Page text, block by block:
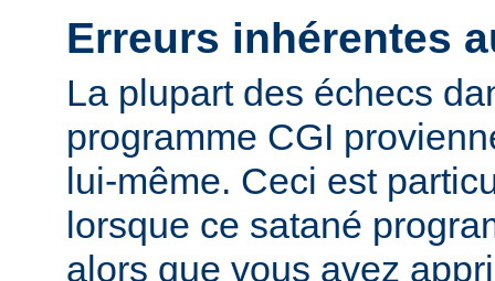
Erreurs inhérentes
La plupart des échecs
programme CGI
lui-même. Ceci est
lorsque ce satané
alors que vous avez